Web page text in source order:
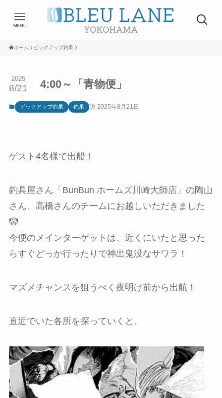
MENU
ホーム ピックアップ釣果
4:00～「青物便」
2025
8/21
ピックアップ釣果 釣果 2025年8月21日
ゲスト4名様で出船！
釣具屋さん「BunBun ホームズ川崎大師店」の陶山
さん、高橋さんのチームにお越しいただきました
🤡
今便のメインターゲットは、近くにいたと思った
らすぐどっか行ったりで神出鬼没なサワラ！
マズメチャンスを狙うべく夜明け前から出航！
直近でいた各所を探っていくと、